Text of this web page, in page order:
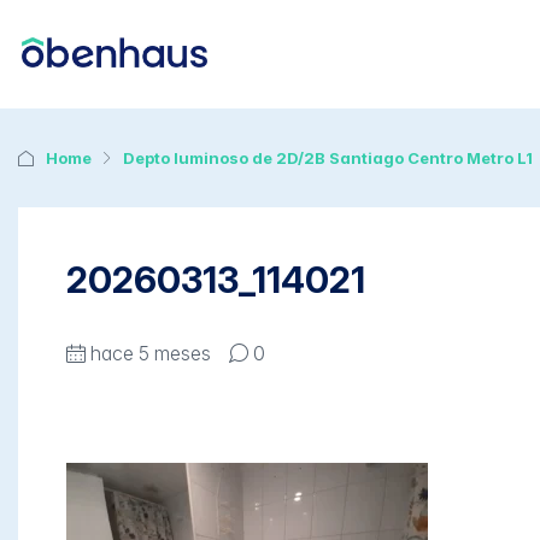
Home Depto luminoso de 2D/2B Santiago Centro Metro L1
20260313_114021
hace 5 meses 0